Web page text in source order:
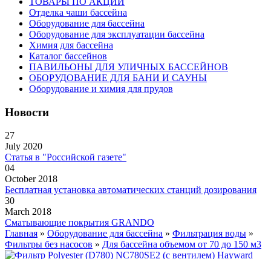
Отделка чаши бассейна
Оборудование для бассейна
Оборудование для эксплуатации бассейна
Химия для бассейна
Каталог бассейнов
ПАВИЛЬОНЫ ДЛЯ УЛИЧНЫХ БАССЕЙНОВ
ОБОРУДОВАНИЕ ДЛЯ БАНИ И САУНЫ
Оборудование и химия для прудов
Новости
27
July 2020
Статья в "Российской газете"
04
October 2018
Бесплатная установка автоматических станций дозирования
30
March 2018
Сматывающие покрытия GRANDO
Главная » Оборудование для бассейна » Фильтрация воды »
Фильтры без насосов » Для бассейна объемом от 70 до 150 м3